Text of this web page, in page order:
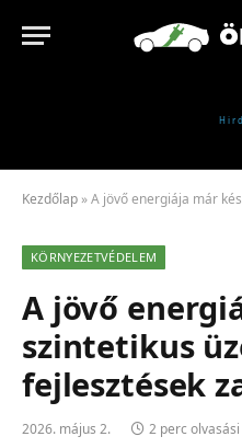
Kezdőlap »A jövő energiája már készül:
KÖRNYEZETVÉDELEM
A jövő
szintetikus
fejlesztések
2026. május 2. 2 perc